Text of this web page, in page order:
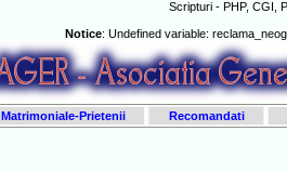
Scripturi - PHP, CGI,
Notice: Undefined variable:
Matrimoniale-Prietenii Recomandati